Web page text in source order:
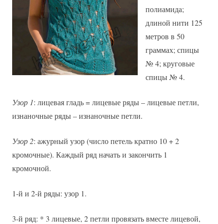
полиамида;
длиной нити 125
метров в 50
граммах; спицы
№ 4; круговые
спицы № 4.
Узор 1: лицевая гладь = лицевые ряды – лицевые петли,
изнаночные ряды – изнаночные петли.
Узор 2: ажурный узор (число петель кратно 10 + 2
кромочные). Каждый ряд начать и закончить 1
кромочной.
1-й и 2-й ряды: узор 1.
3-й ряд: * 3 лицевые, 2 петли провязать вместе лицевой,